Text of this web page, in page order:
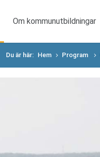
Om kommunutbildningar
Du är här: Hem Program